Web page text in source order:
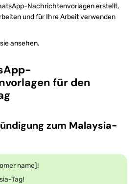
Nachrichtenvorlagen erstellt,
und für Ihre Arbeit verwenden
ansehen.
für den
zum Malaysia-
name]!
Tag!